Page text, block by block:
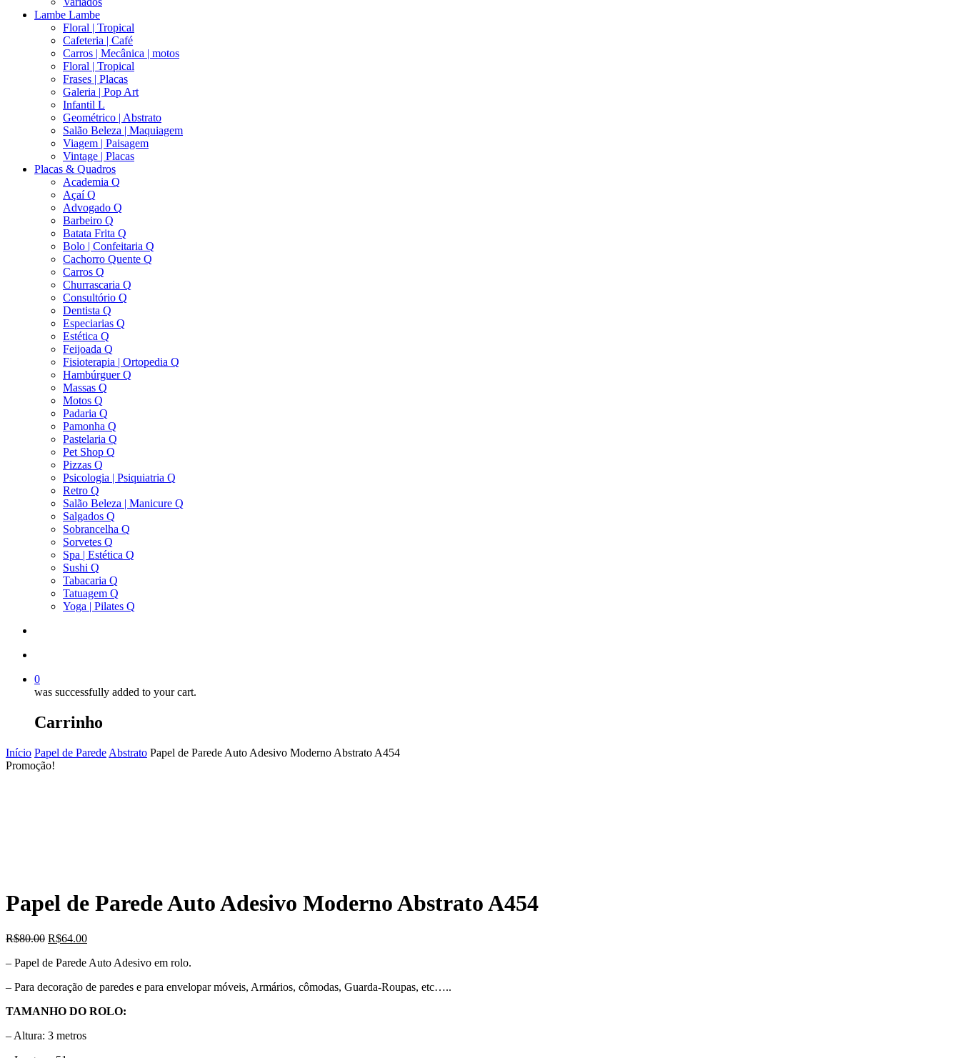
Lambe Lambe
Floral | Tropical
Cafeteria | Café
Carros | Mecânica | motos
Floral | Tropical
Frases | Placas
Galeria | Pop Art
Infantil L
Geométrico | Abstrato
Salão Beleza | Maquiagem
Viagem | Paisagem
Vintage | Placas
Placas & Quadros
Academia Q
Açaí Q
Advogado Q
Barbeiro Q
Batata Frita Q
Bolo | Confeitaria Q
Cachorro Quente Q
Carros Q
Churrascaria Q
Consultório Q
Dentista Q
Especiarias Q
Estética Q
Feijoada Q
Fisioterapia | Ortopedia Q
Hambúrguer Q
Massas Q
Motos Q
Padaria Q
Pamonha Q
Pastelaria Q
Pet Shop Q
Pizzas Q
Psicologia | Psiquiatria Q
Retro Q
Salão Beleza | Manicure Q
Salgados Q
Sobrancelha Q
Sorvetes Q
Spa | Estética Q
Sushi Q
Tabacaria Q
Tatuagem Q
Yoga | Pilates Q
0
was successfully added to your cart.
Carrinho
Início Papel de Parede Abstrato Papel de Parede Auto Adesivo Moderno Abstrato A454
Promoção!
Papel de Parede Auto Adesivo Moderno Abstrato A454
R$80.00 O
original
R$80.00.
R$64.00O
atual
R$64.00.
– Papel de Parede Auto Adesivo em rolo.
– Para decoração de paredes e para envelopar móveis, Armários, cômodas, Guarda-Roupas, etc…..
TAMANHO DO ROLO:
– Altura: 3 metros